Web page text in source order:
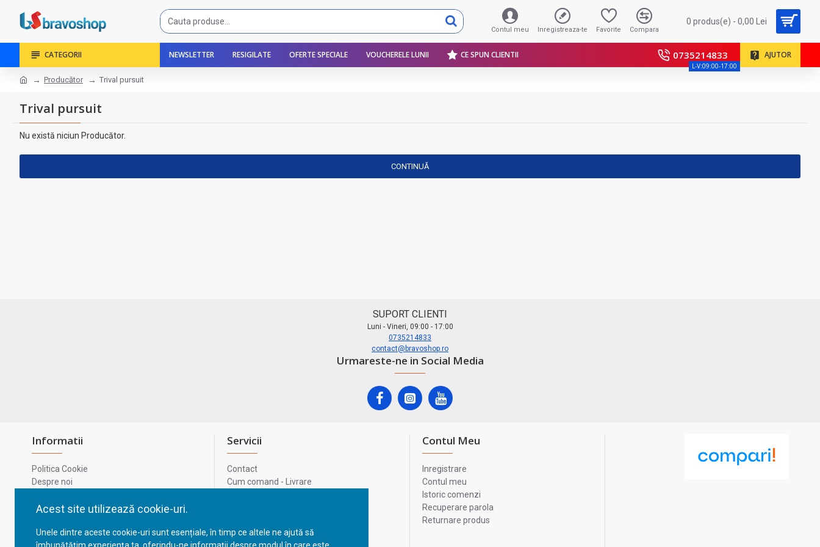
Acest site utilizează cookie-uri.
Unele dintre aceste cookie-uri sunt esențiale, în timp ce altele ne ajută să
Contul meu Inregistreaza-te Favorite Compara
0 produs(e) - 0,00 Lei
CATEGORII NEWSLETTER RESIGILATE OFERTE SPECIALE VOUCHERELE LUNII CE SPUN CLIENTII 0735214833
L-V:09:00-17:00
AJUTOR
Producător Trival pursuit
Trival pursuit
Nu există niciun Producător.
CONTINUĂ
SUPORT CLIENTI
Luni - Vineri, 09:00 - 17:00
0735214833
contact@bravoshop.ro
Urmareste-ne in Social Media
Informatii
Politica Cookie
Despre noi
Confidentialitate
GDPR - Datele tale
Servicii
Contact
Cum comand - Livrare
ANPC
Contul Meu
Inregistrare
Contul meu
Istoric comenzi
Recuperare parola
Returnare produs